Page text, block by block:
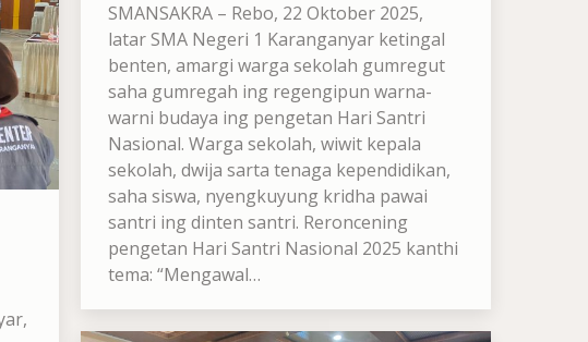
SMANSAKRA – Rebo, 22 Oktober 2025,
latar SMA Negeri 1 Karanganyar ketingal
benten, amargi warga sekolah gumregut
saha gumregah ing regengipun warna-
warni budaya ing pengetan Hari Santri
Nasional. Warga sekolah, wiwit kepala
sekolah, dwija sarta tenaga kependidikan,
saha siswa, nyengkuyung kridha pawai
santri ing dinten santri. Reroncening
pengetan Hari Santri Nasional 2025 kanthi
tema: “Mengawal…